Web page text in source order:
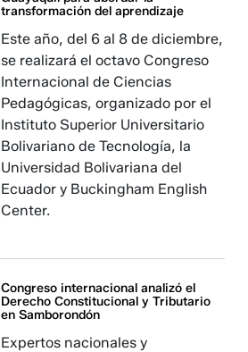
transformación del aprendizaje
Este año, del 6 al 8 de diciembre,
se realizará el octavo Congreso
Internacional de Ciencias
Pedagógicas, organizado por el
Instituto Superior Universitario
Bolivariano de Tecnología, la
Universidad Bolivariana del
Ecuador y Buckingham English
Center.
Congreso internacional analizó el
Derecho Constitucional y Tributario
en Samborondón
Expertos nacionales y